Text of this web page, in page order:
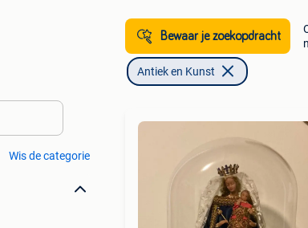
Wis de categorie
Bewaar je zoekopdracht
Antiek en Kunst